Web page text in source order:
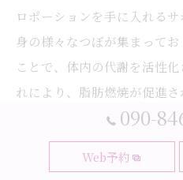
ロポーションを手に入れる
身の様々なつぼが集まってお
ことで、体内の代謝を活性
れにより、脂肪燃焼が促進
が可能になります。例えば
ディラインを整えるための
がこの効果を実感していま
090-
Web予約